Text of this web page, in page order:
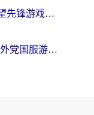
海外玩守望先锋总卡顿？守望先锋游戏加速器在哪里买&避坑指南（附欧洲非洲游戏实测）
台湾怎么玩光·遇不卡顿？海外党国服游戏加速终极攻略（附实测体验）